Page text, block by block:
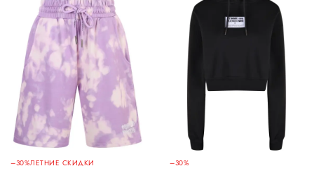
–30%ЛЕТНИЕ СКИДКИ –30%